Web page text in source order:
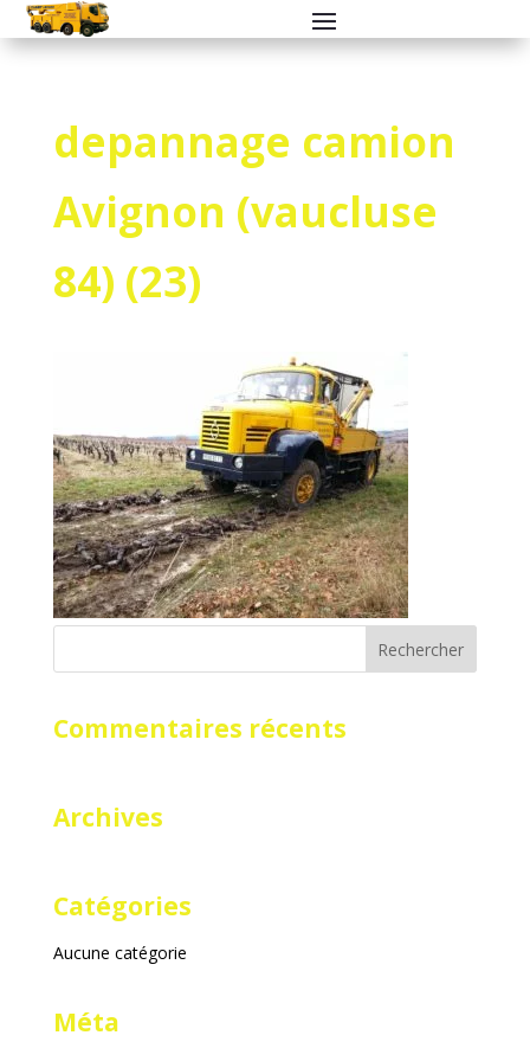
depannage camion
Avignon (vaucluse
84) (23)
Commentaires récents
Archives
Catégories
Aucune catégorie
Méta